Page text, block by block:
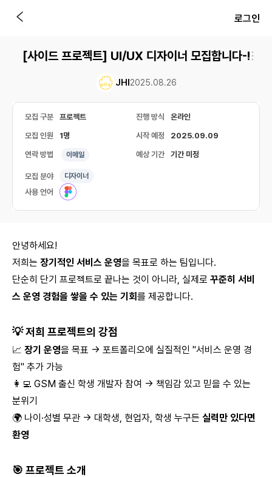
로그인
[사이드 프로젝트] UI/UX 디자이너 모집합니다-!
JHI2025.08.26
모집 구분 프로젝트 진행 방식 온라인
모집 인원 1명 시작 예정 2025.09.09
연락 방법 이메일 예상 기간 기간 미정
모집 분야 디자이너
사용 언어
안녕하세요!
저희는 장기적인 서비스 운영을 목표로 하는 팀입니다.
단순히 단기 프로젝트로 끝나는 것이 아니라, 실제로 꾸준히 서비
스 운영 경험을 쌓을 수 있는 기회 를 제공합니다.
💡 저희 프로젝트의 강점
📈 장기 운영을 목표 → 포트폴리오에 실질적인 "서비스 운영 경
험" 추가 가능
👩‍💻 GSM 출신 학생 개발자 참여 → 책임감 있고 믿을 수 있는
분위기
🌍 나이·성별 무관 → 대학생, 현업자, 학생 누구든 실력만 있다면
환영
🎯 프로젝트 소개